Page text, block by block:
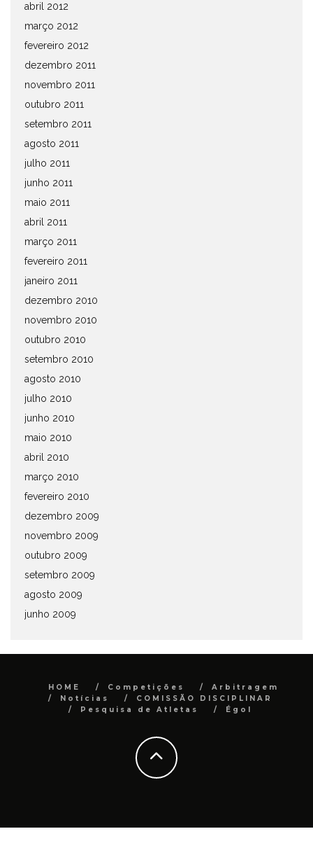
abril 2012
março 2012
fevereiro 2012
dezembro 2011
novembro 2011
outubro 2011
setembro 2011
agosto 2011
julho 2011
junho 2011
maio 2011
abril 2011
março 2011
fevereiro 2011
janeiro 2011
dezembro 2010
novembro 2010
outubro 2010
setembro 2010
agosto 2010
julho 2010
junho 2010
maio 2010
abril 2010
março 2010
fevereiro 2010
dezembro 2009
novembro 2009
outubro 2009
setembro 2009
agosto 2009
junho 2009
HOME Competições
Arbitragem
Notícias
COMISSÃO DISCIPLINAR
Pesquisa de Atletas
Égol